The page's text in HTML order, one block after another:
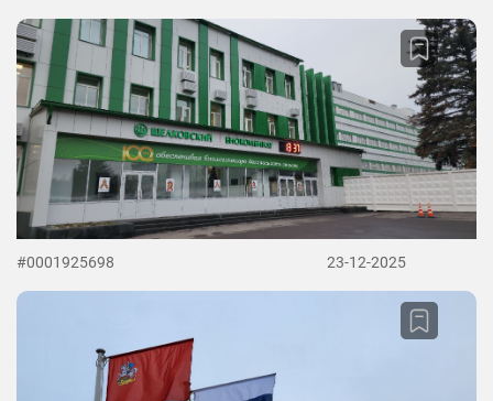
#0001925698 23-12-2025